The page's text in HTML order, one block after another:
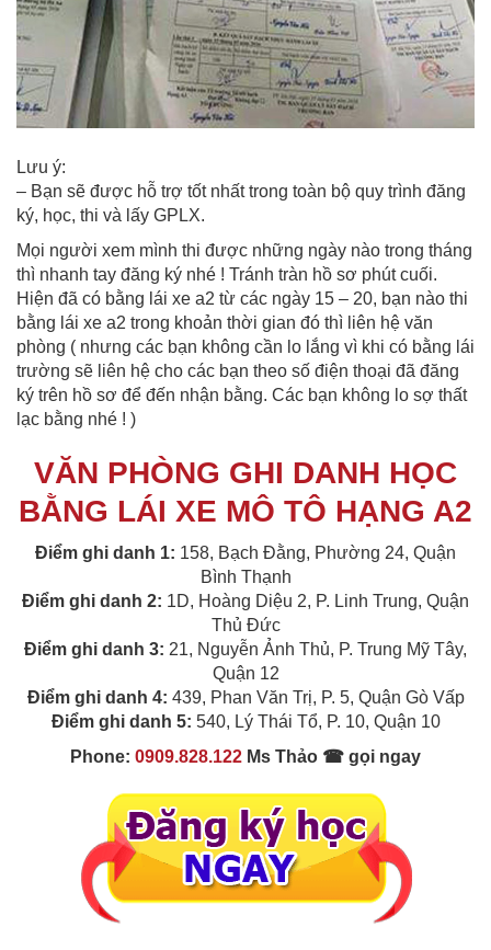
Lưu ý:
– Bạn sẽ được hỗ trợ tốt nhất trong toàn bộ quy trình đăng
ký, học, thi và lấy GPLX.
Mọi người xem mình thi được những ngày nào trong tháng
thì nhanh tay đăng ký nhé ! Tránh tràn hồ sơ phút cuối.
Hiện đã có bằng lái xe a2 từ các ngày 15 – 20, bạn nào thi
bằng lái xe a2 trong khoản thời gian đó thì liên hệ văn
phòng ( nhưng các bạn không cần lo lắng vì khi có bằng lái
trường sẽ liên hệ cho các bạn theo số điện thoại đã đăng
ký trên hồ sơ để đến nhận bằng. Các bạn không lo sợ thất
lạc bằng nhé ! )
VĂN PHÒNG GHI DANH HỌC
BẰNG LÁI XE MÔ TÔ HẠNG A2
Điểm ghi danh 1: 158, Bạch Đằng, Phường 24, Quận
Bình Thạnh
Điểm ghi danh 2: 1D, Hoàng Diệu 2, P. Linh Trung, Quận
Thủ Đức
Điểm ghi danh 3: 21, Nguyễn Ảnh Thủ, P. Trung Mỹ Tây,
Quận 12
Điểm ghi danh 4: 439, Phan Văn Trị, P. 5, Quận Gò Vấp
Điểm ghi danh 5: 540, Lý Thái Tổ, P. 10, Quận 10
Phone: 0909.828.122 Ms Thảo ☎ gọi ngay